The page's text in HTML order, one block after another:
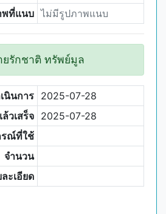
พที่แนบ ไม่มีรูปภาพแนบ
ยรักชาติ ทรัพย์มูล
นินการ 2025-07-28
วเสร็จ 2025-07-28
รณ์ที่ใช้
จำนวน
ะเอียด